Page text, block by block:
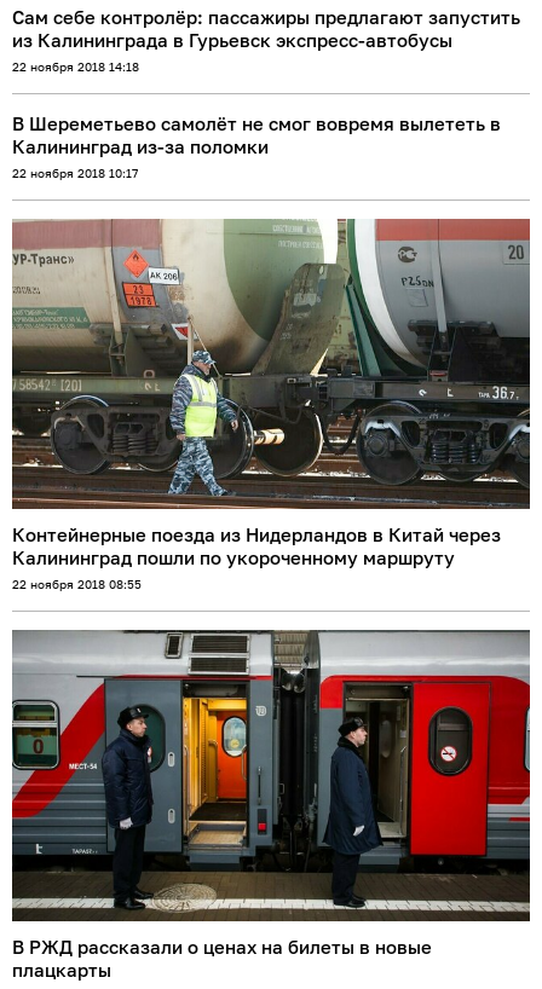
Сам себе контролёр: пассажиры предлагают запустить
из Калининграда в Гурьевск экспресс-автобусы
22 ноября 2018 14:18
В Шереметьево самолёт не смог вовремя вылететь в
Калининград из-за поломки
22 ноября 2018 10:17
Контейнерные поезда из Нидерландов в Китай через
Калининград пошли по укороченному маршруту
22 ноября 2018 08:55
В РЖД рассказали о ценах на билеты в новые
плацкарты